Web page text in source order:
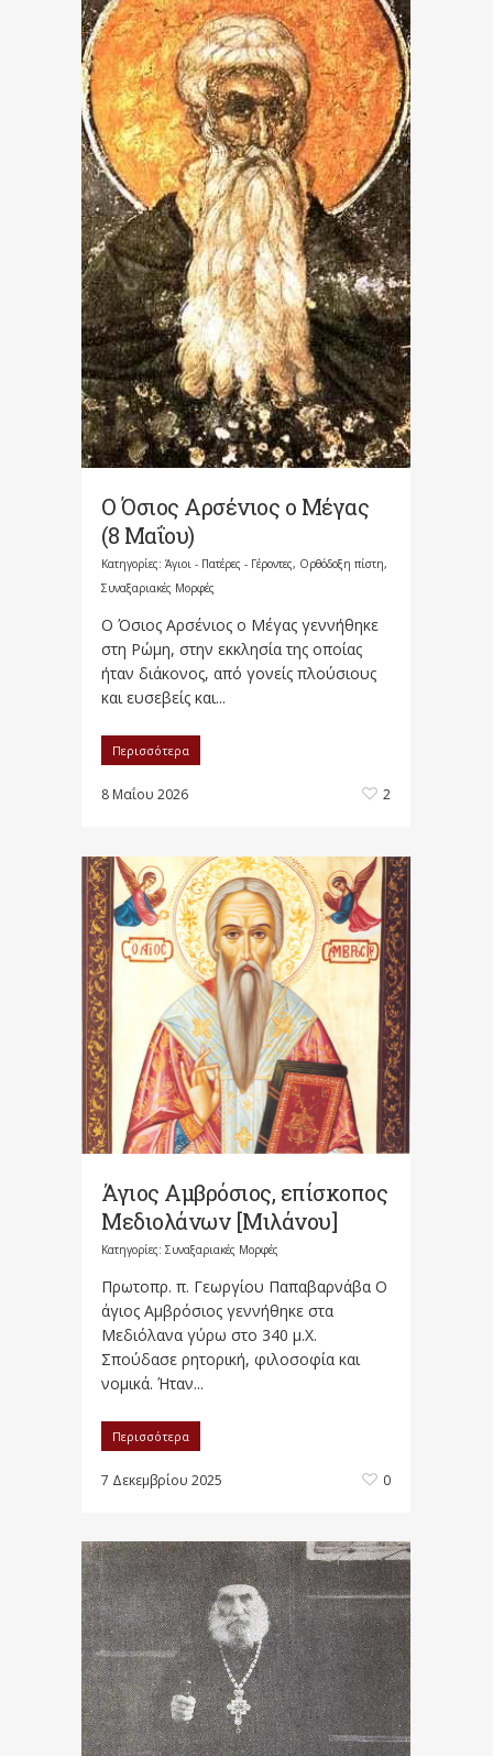
Ο Όσιος Αρσένιος ο Μέγας
(8 Μαΐου)
Κατηγορίες: Άγιοι - Πατέρες - Γέροντες, Ορθόδοξη πίστη,
Συναξαριακές Μορφές
Ο Όσιος Αρσένιος ο Μέγας γεννήθηκε
στη Ρώμη, στην εκκλησία της οποίας
ήταν διάκονος, από γονείς πλούσιους
και ευσεβείς και...
Περισσότερα
8 Μαΐου 2026 2
Άγιος Αμβρόσιος, επίσκοπος
Μεδιολάνων [Μιλάνου]
Κατηγορίες: Συναξαριακές Μορφές
Πρωτοπρ. π. Γεωργίου Παπαβαρνάβα Ο
άγιος Αμβρόσιος γεννήθηκε στα
Μεδιόλανα γύρω στο 340 μ.Χ.
Σπούδασε ρητορική, φιλοσοφία και
νομικά. Ήταν...
Περισσότερα
7 Δεκεμβρίου 2025 0